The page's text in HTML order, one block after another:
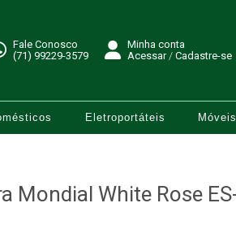
Fale Conosco
(71) 99229-3579
Minha conta
Acessar/ Cadastre-se
Eletroportáteis Móveis
Mondial White Rose